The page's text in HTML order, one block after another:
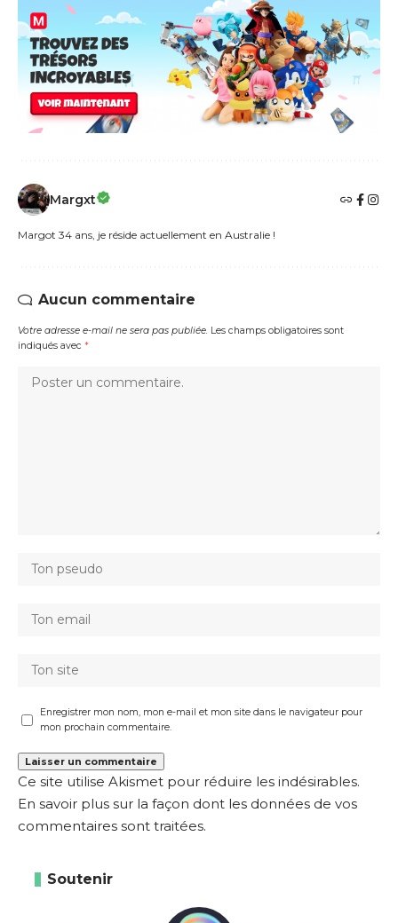
Margxt
Margot 34 ans, je réside actuellement en Australie !
Aucun commentaire
Votre adresse e-mail ne sera pas publiée. Les champs obligatoires sont
indiqués avec *
Enregistrer mon nom, mon e-mail et mon site dans le navigateur pour
mon prochain commentaire.
Ce site utilise Akismet pour réduire les indésirables.
En savoir plus sur la façon dont les données de vos
commentaires sont traitées.
Soutenir